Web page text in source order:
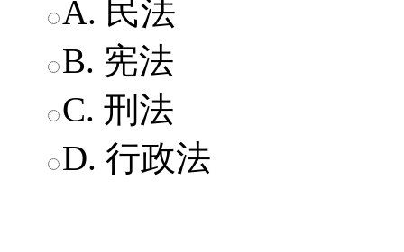
A. 民法
B. 宪法
C. 刑法
D. 行政法